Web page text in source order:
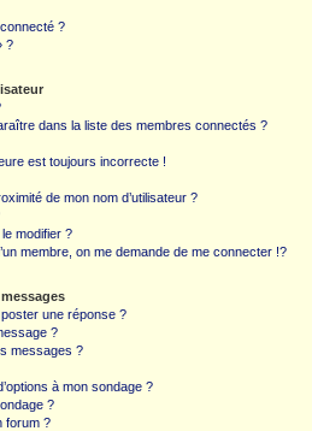
?
?
dans la liste des membres connectés ?
est toujours incorrecte !
de mon nom d’utilisateur ?
modifier ?
membre, on me demande de me connecter !?
une réponse ?
?
messages ?
à mon sondage ?
?
forum ?